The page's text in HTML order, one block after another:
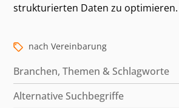
strukturierten Daten zu optimieren.
nach Vereinbarung
Branchen, Themen & Schlagworte
Alternative Suchbegriffe